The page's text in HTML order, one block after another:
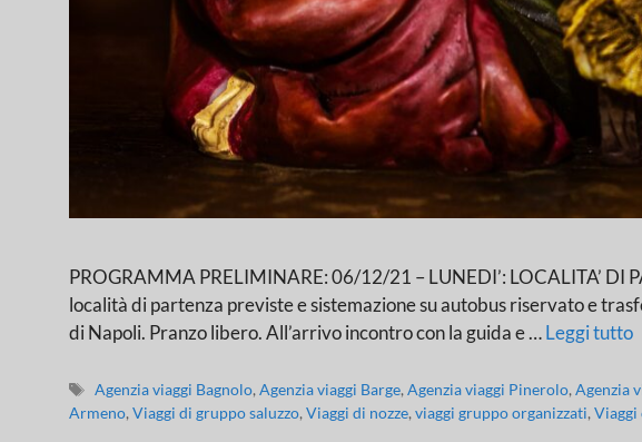
PROGRAMMA PRELIMINARE: 06/12/21 – LUNEDI’: LOCALITA’
località di partenza previste e sistemazione su autobus riservato e
di Napoli. Pranzo libero. All’arrivo incontro con la guida e …Leggi tutto
Agenzia viaggi Bagnolo,Agenzia viaggi Barge,Agenzia viaggi Pinerolo,Agenzia
Armeno,Viaggi di gruppo saluzzo,Viaggi di nozze,viaggi gruppo organizzati,Viaggi